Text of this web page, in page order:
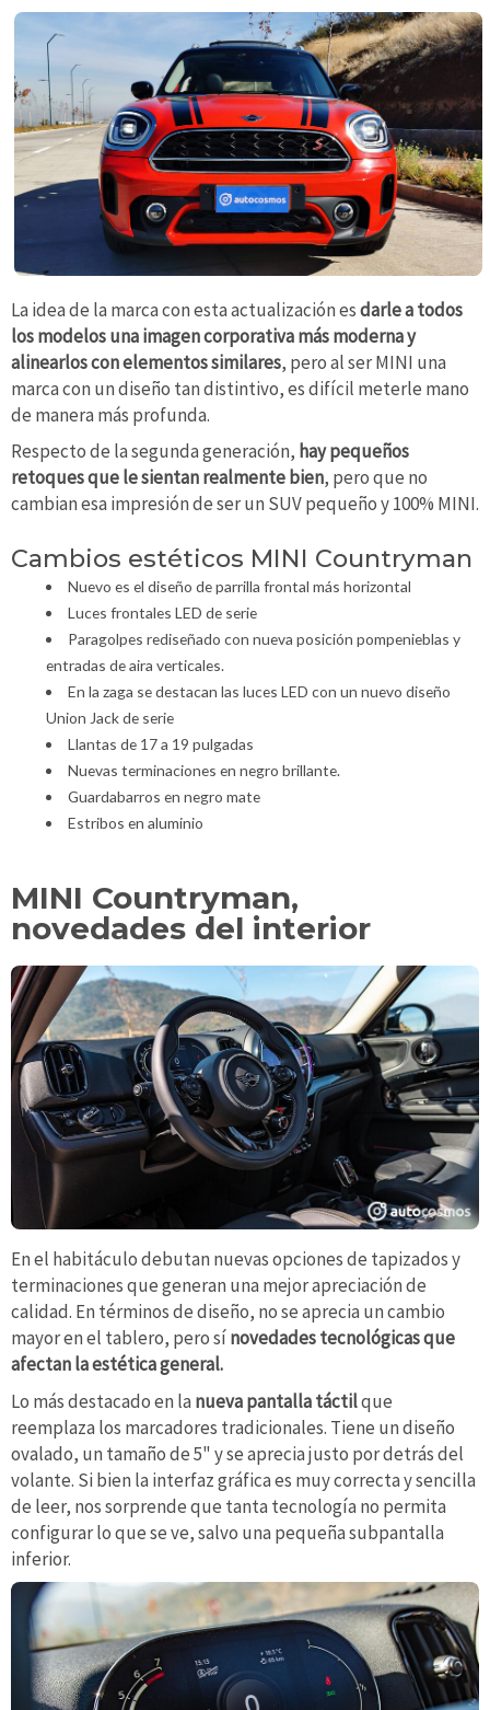
La idea de la marca con esta actualización esdarle a todos
los modelos una imagen corporativa más moderna y
alinearlos con elementos similares, pero al ser MINI una
marca con un diseño tan distintivo, es difícil meterle mano
de manera más profunda.
Respecto de la segunda generación, hay pequeños
retoques que le sientan realmente bien, pero que no
cambian esa impresión de ser un SUV pequeño y 100% MINI.
Cambios estéticos MINI Countryman
Nuevo es el diseño de parrilla frontal más horizontal
Luces frontales LED de serie
Paragolpes rediseñado con nueva posición pompenieblas y
entradas de aira verticales.
En la zaga se destacan las luces LED con un nuevo diseño
Union Jack de serie
Llantas de 17 a 19 pulgadas
Nuevas terminaciones en negro brillante.
Guardabarros en negro mate
Estribos en aluminio
MINI Countryman,
novedades del interior
En el habitáculo debutan nuevas opciones de tapizados y
terminaciones que generan una mejor apreciación de
calidad. En términos de diseño, no se aprecia un cambio
mayor en el tablero, pero sínovedades tecnológicas que
afectan la estética general.
Lo más destacado en la nueva pantalla táctilque
reemplaza los marcadores tradicionales. Tiene un diseño
ovalado, un tamaño de 5" y se aprecia justo por detrás del
volante. Si bien la interfaz gráfica es muy correcta y sencilla
de leer, nos sorprende que tanta tecnología no permita
configurar lo que se ve, salvo una pequeña subpantalla
inferior.